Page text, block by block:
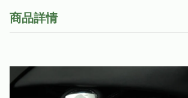
商品詳情